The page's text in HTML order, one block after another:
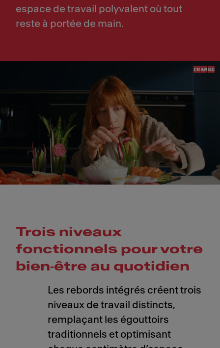
espace de travail polyvalent où tout
reste à portée de main.
Trois niveaux
fonctionnels pour votre
bien‑être au quotidien
Les rebords intégrés créent trois
niveaux de travail distincts,
remplaçant les égouttoirs
traditionnels et optimisant